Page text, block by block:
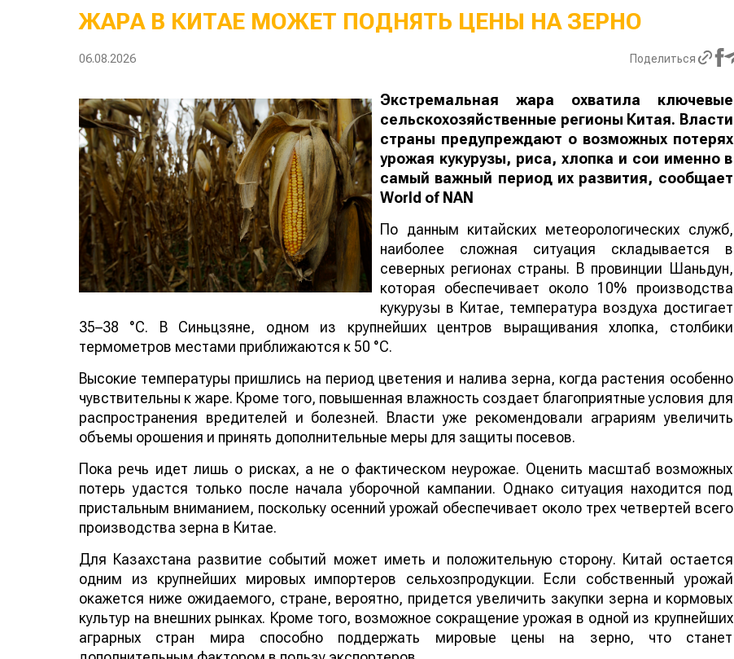
ЖАРА В КИТАЕ МОЖЕТ ПОДНЯТЬ ЦЕНЫ НА ЗЕРНО
06.08.2026 Поделиться
Экстремальная жара охватила ключевые
сельскохозяйственные регионы Китая. Власти
страны предупреждают о возможных потерях
урожая кукурузы, риса, хлопка и сои именно в
самый важный период их развития, сообщает
World of NAN
По данным китайских метеорологических служб,
наиболее сложная ситуация складывается в
северных регионах страны. В провинции Шаньдун,
которая обеспечивает около 10% производства
кукурузы в Китае, температура воздуха достигает
35–38 °C. В Синьцзяне, одном из крупнейших центров выращивания хлопка, столбики
термометров местами приближаются к 50 °C.
Высокие температуры пришлись на период цветения и налива зерна, когда растения особенно
чувствительны к жаре. Кроме того, повышенная влажность создает благоприятные условия для
распространения вредителей и болезней. Власти уже рекомендовали аграриям увеличить
объемы орошения и принять дополнительные меры для защиты посевов.
Пока речь идет лишь о рисках, а не о фактическом неурожае. Оценить масштаб возможных
потерь удастся только после начала уборочной кампании. Однако ситуация находится под
пристальным вниманием, поскольку осенний урожай обеспечивает около трех четвертей всего
производства зерна в Китае.
Для Казахстана развитие событий может иметь и положительную сторону. Китай остается
одним из крупнейших мировых импортеров сельхозпродукции. Если собственный урожай
окажется ниже ожидаемого, стране, вероятно, придется увеличить закупки зерна и кормовых
культур на внешних рынках. Кроме того, возможное сокращение урожая в одной из крупнейших
аграрных стран мира способно поддержать мировые цены на зерно, что станет